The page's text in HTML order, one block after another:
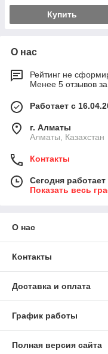
Купить
О нас
Рейтинг не
Менее 5 отзывов
Работает с
г. Алматы
Алматы, Казахстан
Контакты
Сегодня
Показать весь
О нас
Контакты
Доставка и оплата
График работы
Полная версия сайта